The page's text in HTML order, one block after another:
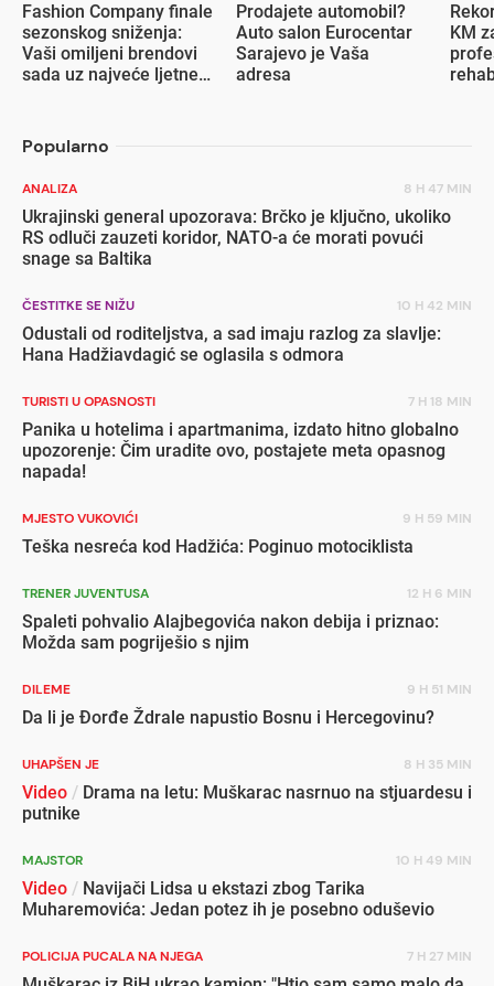
Fashion Company finale
sezonskog sniženja:
Vaši omiljeni brendovi
sada uz najveće ljetne
Prodajete automobil?
Auto salon Eurocentar
Sarajevo je Vaša
adresa
KM
Popularno
ANALIZA 8 H 47 MIN
Ukrajinski general upozorava: Brčko je ključno, ukoliko
RS odluči zauzeti koridor, NATO-a će morati povući
snage sa Baltika
ČESTITKE SE NIŽU 10 H 42 MIN
Odustali od roditeljstva, a sad imaju razlog za slavlje:
Hana Hadžiavdagić se oglasila s odmora
TURISTI U OPASNOSTI 7 H 18 MIN
Panika u hotelima i apartmanima, izdato hitno globalno
upozorenje: Čim uradite ovo, postajete meta opasnog
napada!
MJESTO VUKOVIĆI 9 H 59 MIN
Teška nesreća kod Hadžića: Poginuo motociklista
TRENER JUVENTUSA 12 H 6 MIN
Spaleti pohvalio Alajbegovića nakon debija i priznao:
Možda sam pogriješio s njim
DILEME 9 H 51 MIN
Da li je Đorđe Ždrale napustio Bosnu i Hercegovinu?
UHAPŠEN JE 8 H 35 MIN
Video / Drama na letu: Muškarac nasrnuo na stjuardesu i
putnike
MAJSTOR 10 H 49 MIN
Video / Navijači Lidsa u ekstazi zbog Tarika
Muharemovića: Jedan potez ih je posebno oduševio
POLICIJA PUCALA NA NJEGA 7 H 27 MIN